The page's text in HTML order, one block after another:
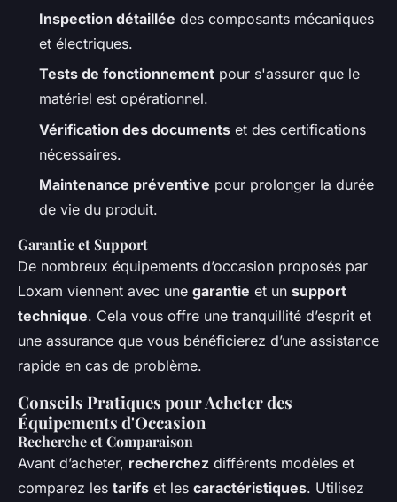
Inspection détaillée des composants mécaniques
et électriques.
Tests de fonctionnement pour s'assurer que le
matériel est opérationnel.
Vérification des documents et des certifications
nécessaires.
Maintenance préventive pour prolonger la durée
de vie du produit.
Garantie et Support
De nombreux équipements d’occasion proposés par
Loxam viennent avec une garantie et un support
technique. Cela vous offre une tranquillité d’esprit et
une assurance que vous bénéficierez d’une assistance
rapide en cas de problème.
Conseils Pratiques pour Acheter des
Équipements d'Occasion
Recherche et Comparaison
Avant d’acheter, recherchez différents modèles et
comparez les tarifs et les caractéristiques. Utilisez